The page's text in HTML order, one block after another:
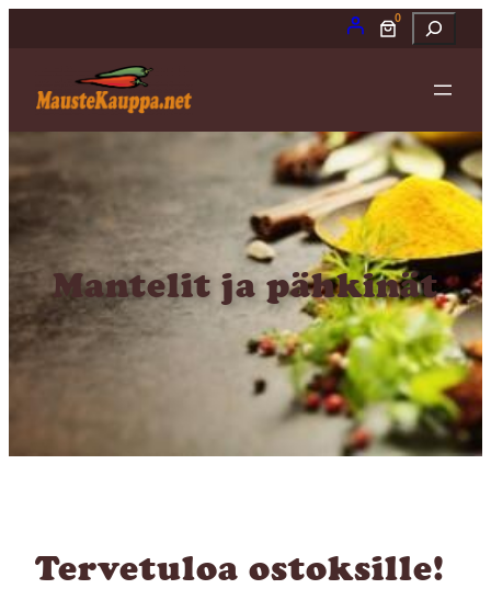
0 Etsi
Mantelit ja pähkinät
Tervetuloa ostoksille!